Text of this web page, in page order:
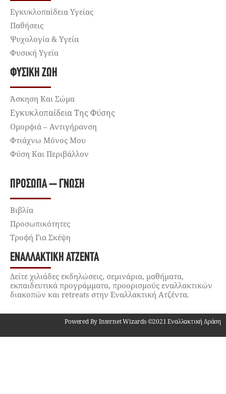
Εγκυκλοπαίδεια Υγείας
Παθήσεις
Ψυχολογία & Υγεία
Φυσική Υγεία
ΦΥΣΙΚΉ ΖΩΉ
Άσκηση Και Σώμα
Εγκυκλοπαίδεια Της Φύσης
Ομορφιά – Αντιγήρανση
Φτιάχνω Μόνος Μου
Φύση Και Περιβάλλον
ΠΡΌΣΩΠΑ – ΓΝΏΣΗ
Βιβλία
Προσωπικότητες
Τροφή Για Σκέψη
ΕΝΑΛΛΑΚΤΙΚΉ ΑΤΖΈΝΤΑ
Δείτε χιλιάδες εκδηλώσεις, σεμινάρια, μαθήματα,
εκπαιδευτικά προγράμματα, προορισμούς εναλλακτικών
διακοπών και retreats στην Εναλλακτική Ατζέντα.
Powered By Internet Wizards ©2021 Εναλλακτική Δράση